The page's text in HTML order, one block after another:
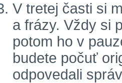
V tretej časti si
a frázy. Vždy si
potom ho v
budete počuť
odpovedali